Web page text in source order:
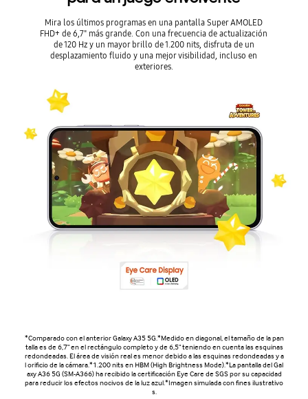
Mira los últimos programas en una pantalla Super AMOLED
FHD+ de 6,7" más grande. Con una frecuencia de actualización
de 120 Hz y un mayor brillo de 1.200 nits, disfruta de un
desplazamiento fluido y una mejor visibilidad, incluso en
exteriores.
*Comparado con el anterior Galaxy A35 5G.*Medido en diagonal, el tamaño de la pan
talla es de 6,7" en el rectángulo completo y de 6,5" teniendo en cuenta las esquinas
redondeadas. El área de visión real es menor debido a las esquinas redondeadas y a
l orificio de la cámara.*1.200 nits en HBM (High Brightness Mode).*La pantalla del Gal
axy A36 5G (SM-A366) ha recibido la certificación Eye Care de SGS por su capacidad
para reducir los efectos nocivos de la luz azul.*Imagen simulada con fines ilustrativo
s.